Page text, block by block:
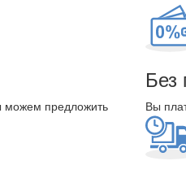
можем предложить
Без
Вы